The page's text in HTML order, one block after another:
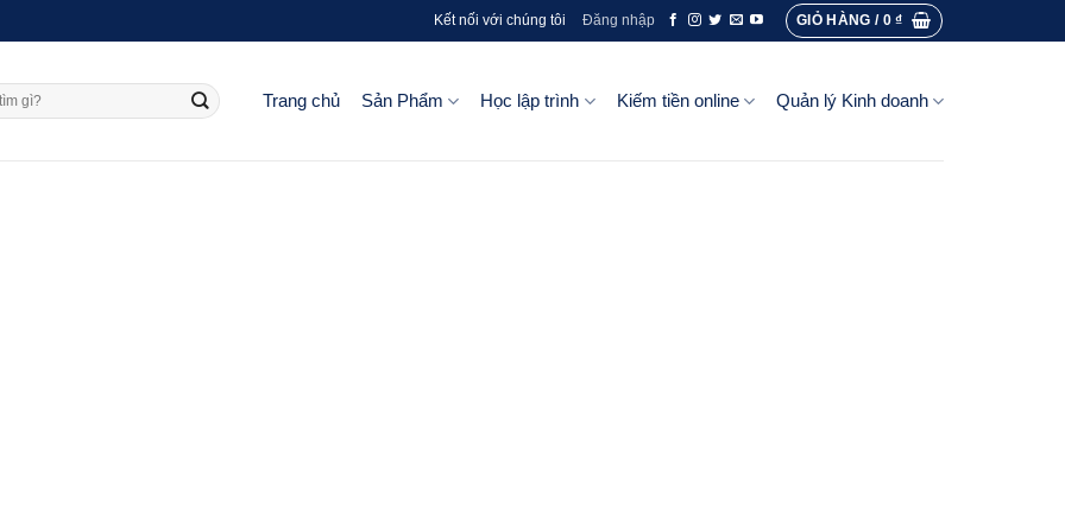
Kết nối với chúng tôi Đăng nhập GIỎ HÀNG / 0₫
Trang chủ Sản Phẩm Học lập trình Kiếm tiền online Quản lý Kinh doanh